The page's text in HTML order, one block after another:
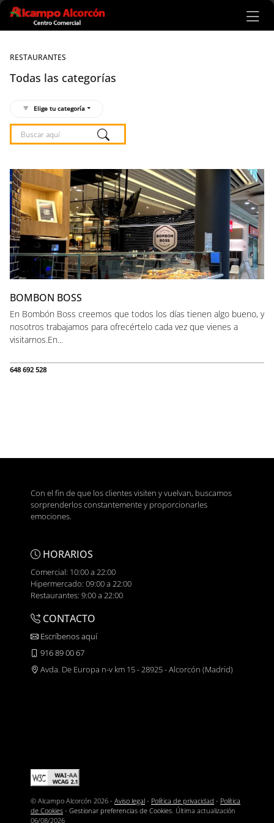
Ir al contenido principal
RESTAURANTES
Todas las categorías
Elige tu categoría
Listado de locales
BOMBON BOSS
En Bombón Boss creemos que todos los días tienen algo bueno, y
nosotros trabajamos para ofrecértelo cada vez que vienes a
visitarnos.En...
648 692 528
Con el fin de que los clientes visiten y vuelvan, buscamos
sorprenderlos constantemente y proporcionarles
emociones.
HORARIOS
Comercial: 10:00 a 22:00
Hipermercado: 09:00 a 22:00
Restaurantes: 9:00 a 22:00
CONTACTO
Escríbenos aquí
916 89 00 67
Avda. De Europa n-v km 15 - 28925 - Alcorcón (Madrid)
© Alcampo Alcorcón 2026 - Aviso legal - Política de privacidad - Política
de Cookies - Gestionar preferencias de Cookies. Última actualización
06/08/2026